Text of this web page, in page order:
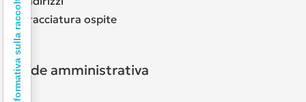
Tracciatura ospite
Sede amministrativa
Informativa sulla raccolta